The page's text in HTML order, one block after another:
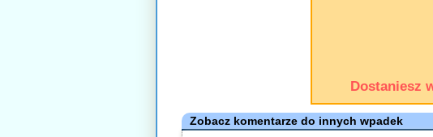
Dostaniesz
Zobacz komentarze do innych wpadek